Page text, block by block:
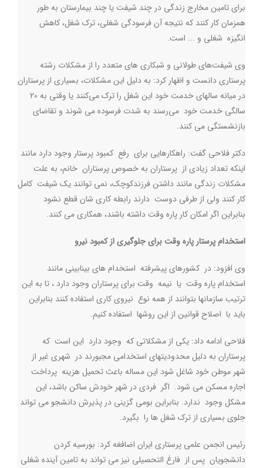
برای تامین مخارج زندگی در چند شیفت یا چند بیمارستان به طور
همزمان کار ‌کنند که نتیجه آن فرسودگی شغلی، ترک شغل، کاهش
انگیزه شغلی و ... است.
وی شیفت‌های طولانی و شبکاری های متعدد را از مشکلات رشته
پرستاری دانست و اظهار کرد: به دلیل این مشکلات، بسیاری از پرستاران
در میانه سالهای خدمت خود این شغل را ترک می‌کنند یا وقتی به 20
سالگی خدمت خود می‌رسند به شدت فرسوده می شوند و تقاضای
بازنشستگی می کنند.
دکتر فلاحی گفت: راهکارهایی برای رفع کمبود پرستار وجود دارد مانند
اینکه تعداد زیادی از پرستاران به خصوص پرستاران خانم، به علت
مشکلات زندگی مانند داشتن فرزندکوچک، نمی توانند یک شیفت کامل
کار کنند ولی از طرفی دوست دارند رابطه کاری شان قطع نشود
بنابراین اگر امکان کار پاره وقت داشته باشند، همکاری می کنند.
استخدام پرستار پاره وقت برای جلوگیری از کمبود نیرو
وی افزود: در کشورهای پیشرفته استخدام های بینابینی مانند
استخدام پاره وقت یا نیمه وقت برای پرستاران وجود دارد ، تا به این
ترتیب سازمانها بتوانند از همه نوع نیروی کاری استفاده کنند بنابراین
باید با اصلاح قوانین از این روشها استفاده کنیم.
فلاحی ادامه داد: یکی از مشکلاتی که وجود دارد این است که
پرستاران به دلیل محدودیتهای استخدامی مجبورند در شهری غیر از
شهر موطن خود شاغل شود این مساله باعث تحمیل هزینه پرداخت
اجاره مسکن می شود. اگر فردی در شهر خودش ساکن باشد، این
مشکل وجود ندارد. بنابراین بومی گزینی در پذیرش دانشجو می تواند
جلوی بسیاری از ترک شغل ها را بگیرد.
رئیس انجمن علمی پرستاری ایران اضافغه کرد: بورسیه کردن
دانشجویان پس از فارغ التحصیلی نیز می تواند به تامین آینده شغلی